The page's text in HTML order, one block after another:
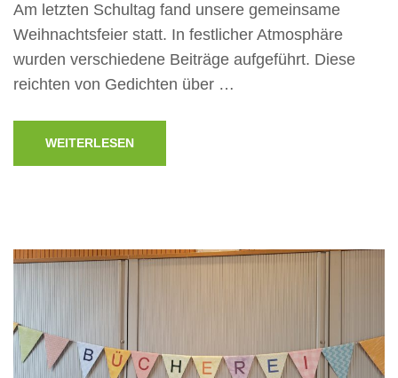
Am letzten Schultag fand unsere gemeinsame
Weihnachtsfeier statt. In festlicher Atmosphäre
wurden verschiedene Beiträge aufgeführt. Diese
reichten von Gedichten über …
WEITERLESEN